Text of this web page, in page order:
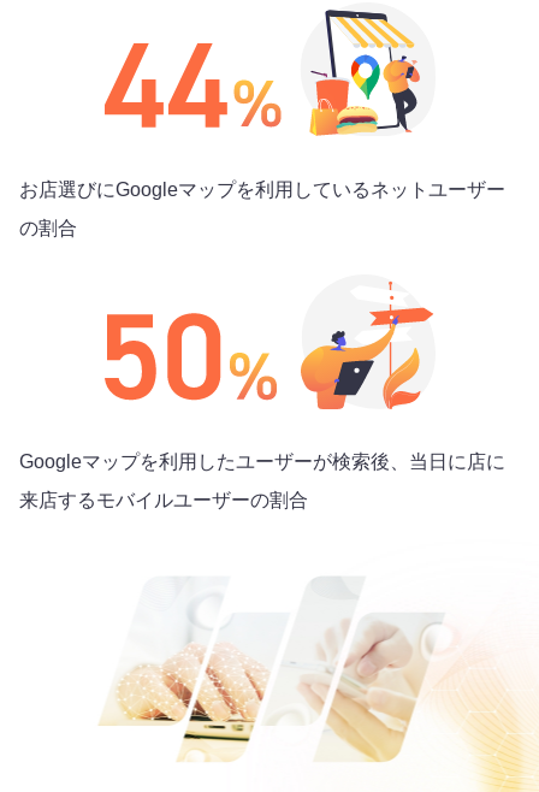
お店選びにGoogleマップを利用しているネットユーザー
の割合
Googleマップを利用したユーザーが検索後、当日に店に
来店するモバイルユーザーの割合